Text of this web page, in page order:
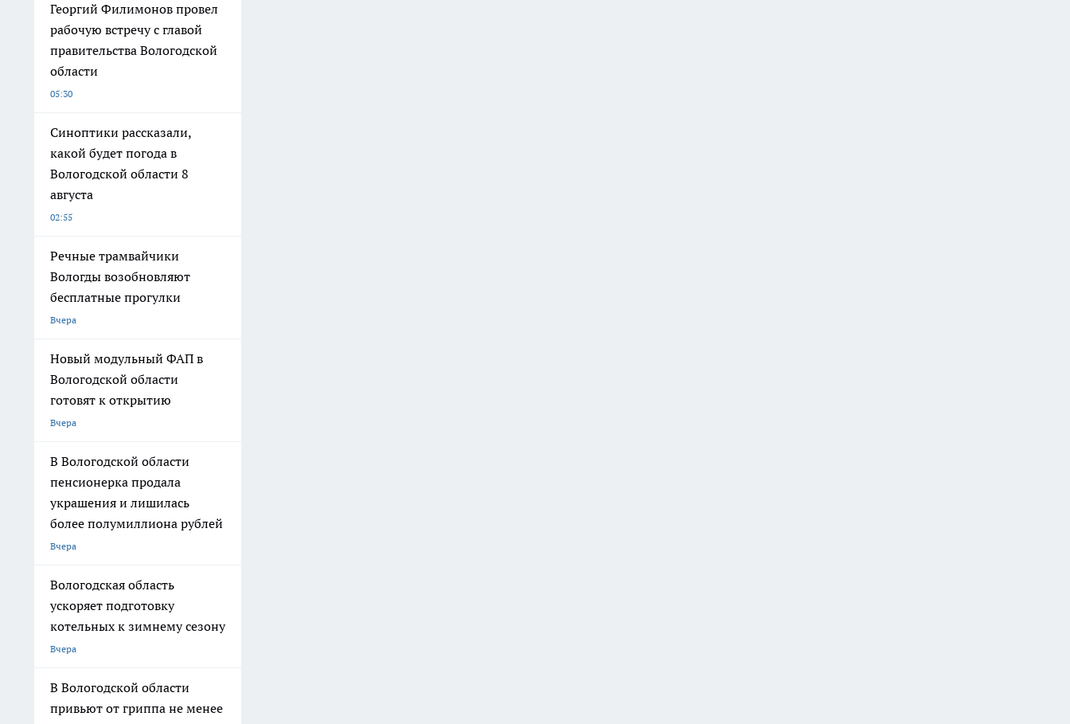
Георгий Филимонов провел
рабочую встречу с главой
правительства Вологодской
области
05:30
Синоптики рассказали,
какой будет погода в
Вологодской области 8
августа
02:55
Речные трамвайчики
Вологды возобновляют
бесплатные прогулки
Вчера
Новый модульный ФАП в
Вологодской области
готовят к открытию
Вчера
В Вологодской области
пенсионерка продала
украшения и лишилась
более полумиллиона рублей
Вчера
Вологодская область
ускоряет подготовку
котельных к зимнему сезону
Вчера
В Вологодской области
привьют от гриппа не менее